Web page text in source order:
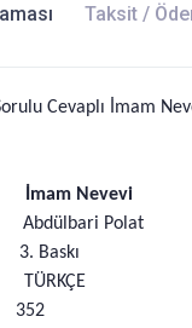
Taksit /
Cevaplı İmam
Nevevi
Polat
3. Baskı
352